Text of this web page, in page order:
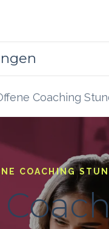
Coaching
COACHING